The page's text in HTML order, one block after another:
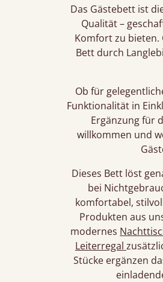
Das Gästebett ist
Qualität –
Komfort zu bieten.
Bett durch
Ob für
Funktionalität in
Ergänzung für
willkommen und
Dieses Bett löst
bei
komfortabel,
Produkten aus
modernes
Leiterregal
Stücke ergänzen